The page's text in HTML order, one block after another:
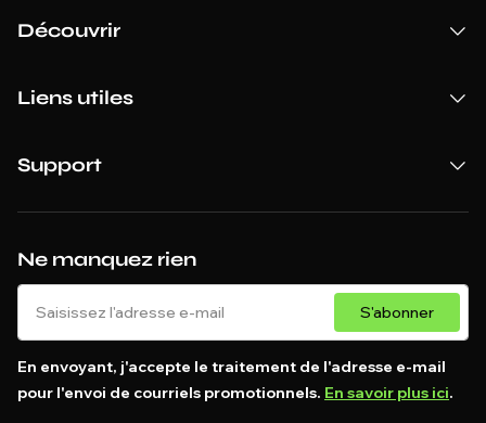
Ne manquez rien
S'abonner
En envoyant, j'accepte le traitement de l'adresse e-mail
pour l'envoi de courriels promotionnels. En savoir plus ici.
Découvrir
Liens utiles
Support